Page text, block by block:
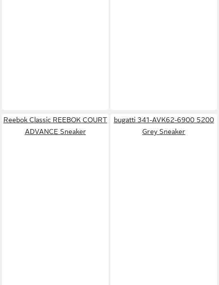
Reebok Classic REEBOK COURT
ADVANCE Sneaker
bugatti 341-AVK62-6900 5200
Grey Sneaker